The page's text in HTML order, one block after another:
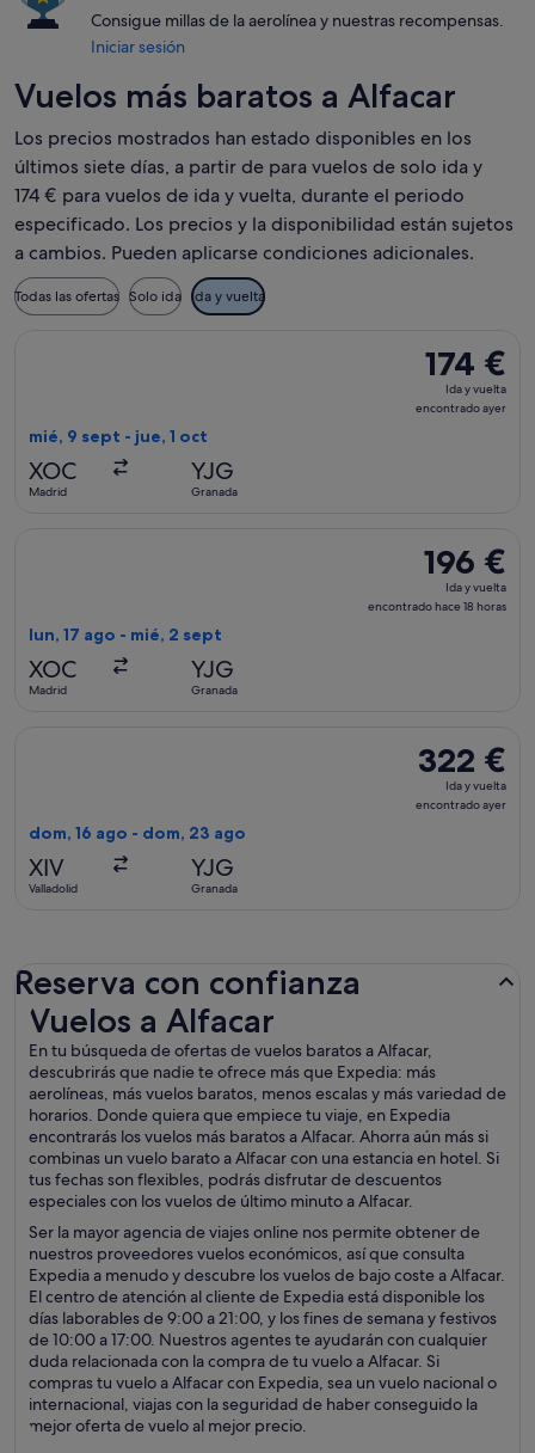
Consigue millas de la aerolínea y nuestras recompensas.
Iniciar sesión
Vuelos más baratos a Alfacar
Los precios mostrados han estado disponibles en los
últimos siete días, a partir de para vuelos de solo ida y
174 € para vuelos de ida y vuelta, durante el periodo
especificado. Los precios y la disponibilidad están sujetos
a cambios. Pueden aplicarse condiciones adicionales.
Todas las ofertas Solo ida Ida y vuelta
174 €
Ida
y
174 €
Ida y vuelta
encontrado ayer
mié, 9 sept - jue, 1 oct
XOC
Madrid
YJG
Granada
196 €
Ida
y
196 €
Ida y vuelta
encontrado hace 18 horas
lun, 17 ago - mié, 2 sept
XOC
Madrid
YJG
Granada
322 €
Ida
y
322 €
Ida y vuelta
encontrado ayer
dom, 16 ago - dom, 23 ago
XIV
Valladolid
YJG
Granada
Reserva con confianza
Vuelos a Alfacar
En tu búsqueda de ofertas de vuelos baratos a Alfacar,
descubrirás que nadie te ofrece más que Expedia: más
aerolíneas, más vuelos baratos, menos escalas y más variedad de
horarios. Donde quiera que empiece tu viaje, en Expedia
encontrarás los vuelos más baratos a Alfacar. Ahorra aún más si
combinas un vuelo barato a Alfacar con una estancia en hotel. Si
tus fechas son flexibles, podrás disfrutar de descuentos
especiales con los vuelos de último minuto a Alfacar.
Ser la mayor agencia de viajes online nos permite obtener de
nuestros proveedores vuelos económicos, así que consulta
Expedia a menudo y descubre los vuelos de bajo coste a Alfacar.
El centro de atención al cliente de Expedia está disponible los
días laborables de 9:00 a 21:00, y los fines de semana y festivos
de 10:00 a 17:00. Nuestros agentes te ayudarán con cualquier
duda relacionada con la compra de tu vuelo a Alfacar. Si
compras tu vuelo a Alfacar con Expedia, sea un vuelo nacional o
internacional, viajas con la seguridad de haber conseguido la
mejor oferta de vuelo al mejor precio.
Vuelos a Alfacar